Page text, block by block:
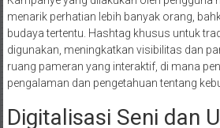
menarik perhatian lebih banyak orang,
budaya tertentu. Hashtag khusus untuk
digunakan, meningkatkan visibilitas dan
ruang pameran yang interaktif, di mana
pengalaman dan pengetahuan tentang
Digitalisasi Seni dan